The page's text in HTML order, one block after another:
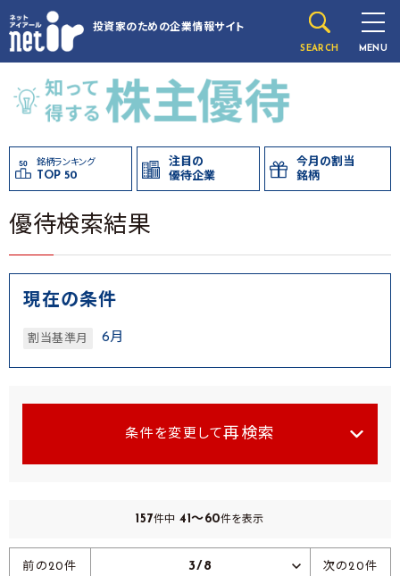
投資家のための企業情報サイト
SEARCH MENU
銘柄ランキング
TOP 50
注目の
優待企業
今月の割当
銘柄
優待検索結果
現在の条件
割当基準月 6月
条件を変更して 再検索
157件中41～60件を表示
前の20件 3/8 次の20件